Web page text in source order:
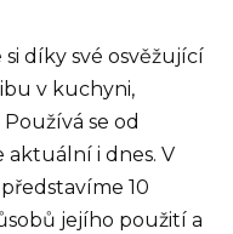
díky své osvěžující
v kuchyni,
se od
aktuální i dnes. V
10
jejího použití a